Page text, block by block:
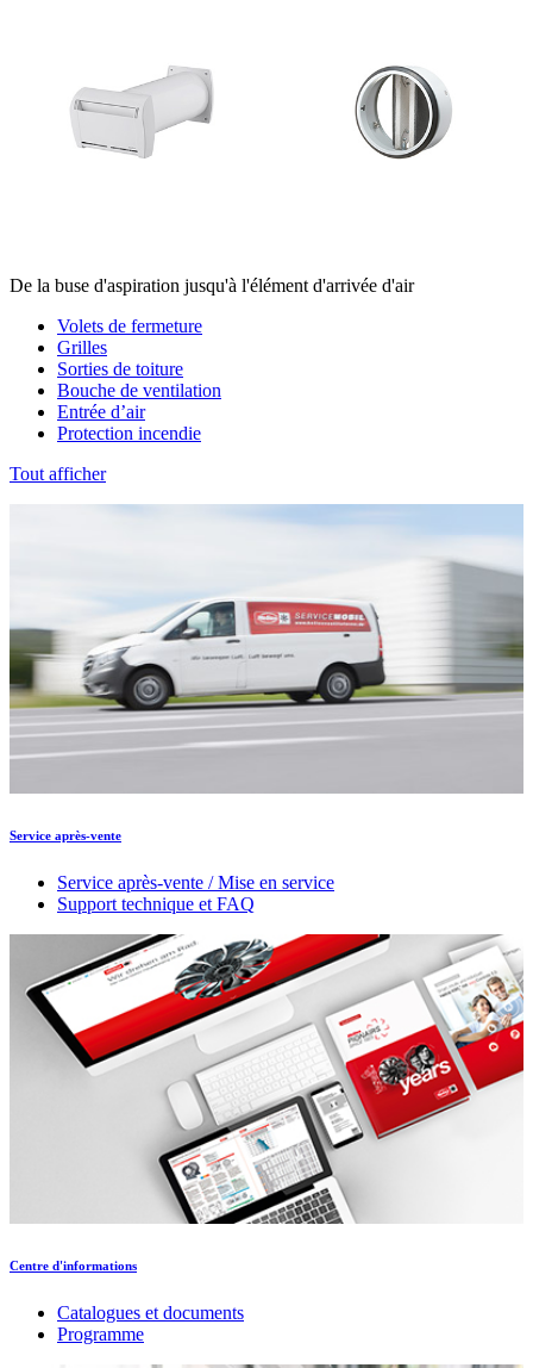
De la buse d'aspiration jusqu'à l'élément d'arrivée d'air
Volets de fermeture
Grilles
Sorties de toiture
Bouche de ventilation
Entrée d’air
Protection incendie
Tout afficher
Service après-vente
Service après-vente / Mise en service
Support technique et FAQ
Centre d'informations
Catalogues et documents
Programme